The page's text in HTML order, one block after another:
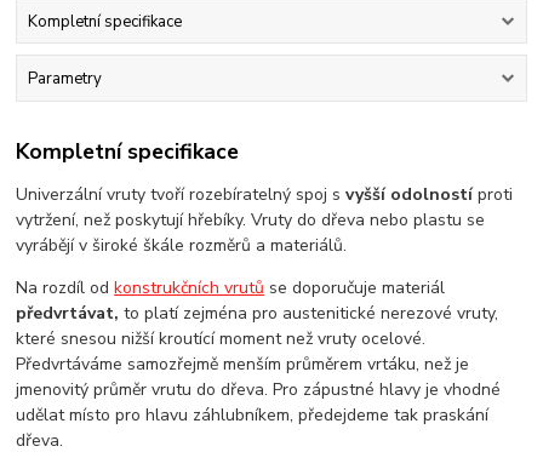
Kompletní specifikace
Parametry
Kompletní specifikace
Univerzální vruty tvoří rozebíratelný spoj svyšší odolnostíproti
vytržení, než poskytují hřebíky. Vruty do dřeva nebo plastu se
vyrábějí v široké škále rozměrů a materiálů.
Na rozdíl odkonstrukčních vrutů se doporučuje materiál
předvrtávat, to platí zejména pro austenitické nerezové vruty,
které snesou nižší kroutící moment než vruty ocelové.
Předvrtáváme samozřejmě menším průměrem vrtáku, než je
jmenovitý průměr vrutu do dřeva. Pro zápustné hlavy je vhodné
udělat místo pro hlavu záhlubníkem, předejdeme tak praskání
dřeva.